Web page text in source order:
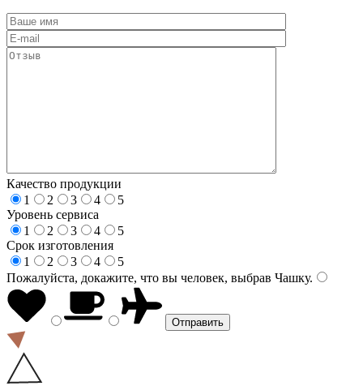
Качество продукции
1
2 3 4
5
Уровень сервиса
1
2 3 4
5
Срок изготовления
1
2 3 4
5
Пожалуйста, докажите, что вы человек, выбрав Чашку.